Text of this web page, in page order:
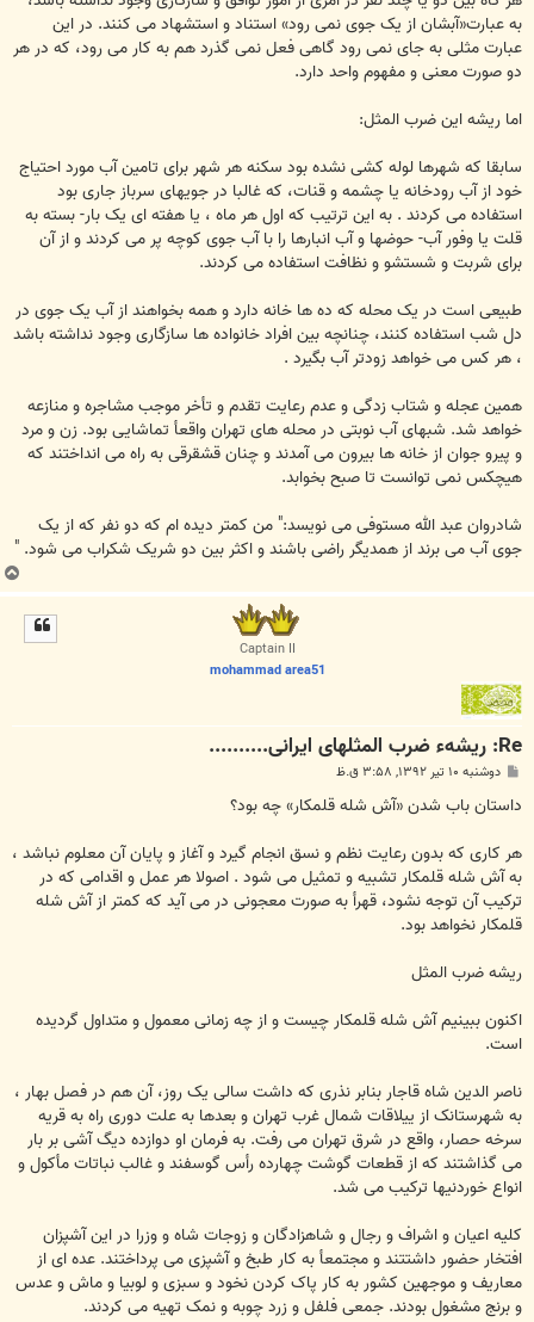
به عبارت«آبشان از یک جوی نمی رود» استناد و استشهاد می کنند. در این
عبارت مثلی به جای نمی رود گاهی فعل نمی گذرد هم به کار می رود، که در هر
دو صورت معنی و مفهوم واحد دارد.
اما ریشه این ضرب المثل:
سابقا که شهرها لوله کشی نشده بود سکنه هر شهر برای تامین آب مورد احتیاج
خود از آب رودخانه یا چشمه و قنات، که غالبا در جویهای سرباز جاری بود
استفاده می کردند . به این ترتیب که اول هر ماه ، یا هفته ای یک بار- بسته به
قلت یا وفور آب- حوضها و آب انبارها را با آب جوی کوچه پر می کردند و از آن
برای شربت و شستشو و نظافت استفاده می کردند.
طبیعی است در یک محله که ده ها خانه دارد و همه بخواهند از آب یک جوی در
دل شب استفاده کنند، چنانچه بین افراد خانواده ها سازگاری وجود نداشته باشد
، هر کس می خواهد زودتر آب بگیرد .
همین عجله و شتاب زدگی و عدم رعایت تقدم و تأخر موجب مشاجره و منازعه
خواهد شد. شبهای آب نوبتی در محله های تهران واقعأ تماشایی بود. زن و مرد
و پیرو جوان از خانه ها بیرون می آمدند و چنان قشقرقی به راه می انداختند که
هیچکس نمی توانست تا صبح بخوابد.
شادروان عبد الله مستوفی می نویسد:" من کمتر دیده ام که دو نفر که از یک
جوی آب می برند از همدیگر راضی باشند و اکثر بین دو شریک شکراب می شود. "
Captain II
mohammad area51
Re: ریشهء ضرب المثلهای ایرانی..........
ت
دوشنبه ۱۰ تیر ۱۳۹۲, ۳:۵۸ ق.ظ
داستان باب شدن «آش شله قلمکار» چه بود؟
هر کاری که بدون رعایت نظم و نسق انجام گیرد و آغاز و پایان آن معلوم نباشد ،
به آش شله قلمکار تشبیه و تمثیل می شود . اصولا هر عمل و اقدامی که در
ترکیب آن توجه نشود، قهرأ به صورت معجونی در می آید که کمتر از آش شله
قلمکار نخواهد بود.
ریشه ضرب المثل
اکنون ببینیم آش شله قلمکار چیست و از چه زمانی معمول و متداول گردیده
است.
ناصر الدین شاه قاجار بنابر نذری که داشت سالی یک روز، آن هم در فصل بهار ،
به شهرستانک از ییلاقات شمال غرب تهران و بعدها به علت دوری راه به قریه
سرخه حصار، واقع در شرق تهران می رفت. به فرمان او دوازده دیگ آشی بر بار
می گذاشتند که از قطعات گوشت چهارده رأس گوسفند و غالب نباتات مأکول و
انواع خوردنیها ترکیب می شد.
کلیه اعیان و اشراف و رجال و شاهزادگان و زوجات شاه و وزرا در این آشپزان
افتخار حضور داشتتند و مجتمعأ به کار طبخ و آشپزی می پرداختند. عده ای از
معاریف و موجهین کشور به کار پاک کردن نخود و سبزی و لوبیا و ماش و عدس
و برنج مشغول بودند. جمعی فلفل و زرد چوبه و نمک تهیه می کردند.